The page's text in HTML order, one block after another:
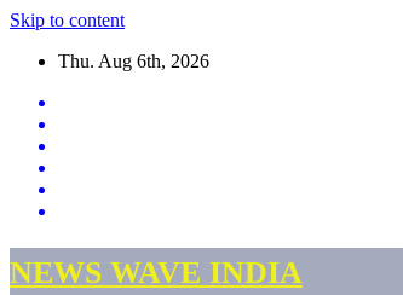
Skip to content
Thu. Aug 6th, 2026
NEWS WAVE INDIA